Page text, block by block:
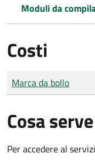
Moduli da
Costi
Tipo di pagamento
Importo
Marca da bollo
Cosa serve
Per accedere al